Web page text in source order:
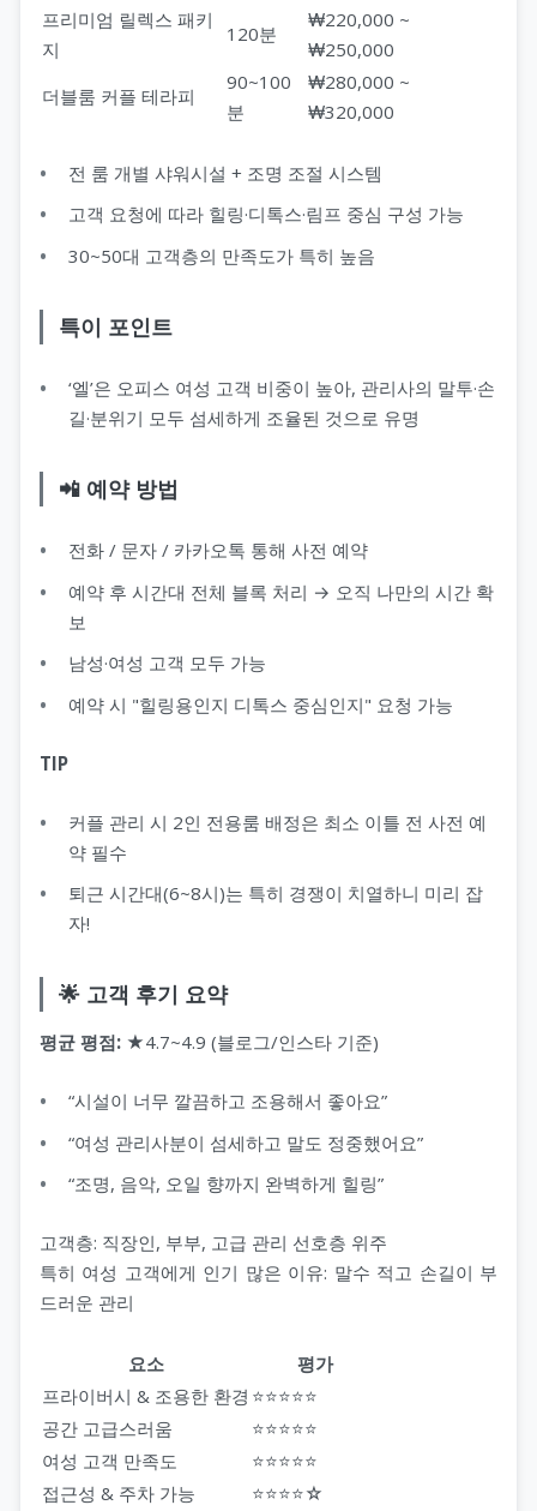
프리미엄 릴렉스 패키
지
120분
₩220,000 ~
₩250,000
더블룸 커플 테라피
90~100
분
₩280,000 ~
₩320,000
전 룸 개별 샤워시설 + 조명 조절 시스템
고객 요청에 따라 힐링·디톡스·림프 중심 구성 가능
30~50대 고객층의 만족도가 특히 높음
특이 포인트
‘엘’은 오피스 여성 고객 비중이 높아, 관리사의 말투·손
길·분위기 모두 섬세하게 조율된 것으로 유명
📲 예약 방법
전화 / 문자 / 카카오톡 통해 사전 예약
예약 후 시간대 전체 블록 처리 → 오직 나만의 시간 확
보
남성·여성 고객 모두 가능
예약 시 "힐링용인지 디톡스 중심인지" 요청 가능
TIP
커플 관리 시 2인 전용룸 배정은 최소 이틀 전 사전 예
약 필수
퇴근 시간대(6~8시)는 특히 경쟁이 치열하니 미리 잡
자!
🌟 고객 후기 요약
평균 평점: ★4.7~4.9 (블로그/인스타 기준)
“시설이 너무 깔끔하고 조용해서 좋아요”
“여성 관리사분이 섬세하고 말도 정중했어요”
“조명, 음악, 오일 향까지 완벽하게 힐링”
고객층: 직장인, 부부, 고급 관리 선호층 위주
특히 여성 고객에게 인기 많은 이유: 말수 적고 손길이 부
드러운 관리
요소
평가
프라이버시 & 조용한 환경 ⭐⭐⭐⭐⭐
공간 고급스러움
⭐⭐⭐⭐⭐
여성 고객 만족도
⭐⭐⭐⭐⭐
접근성 & 주차 가능
⭐⭐⭐⭐☆